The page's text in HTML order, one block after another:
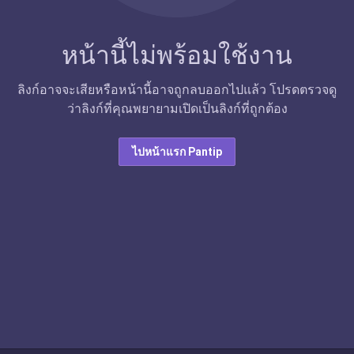
หน้านี้ไม่พร้อมใช้งาน
ลิงก์อาจจะเสียหรือหน้านี้อาจถูกลบออกไปแล้ว โปรดตรวจดู
ว่าลิงก์ที่คุณพยายามเปิดเป็นลิงก์ที่ถูกต้อง
ไปหน้าแรก Pantip